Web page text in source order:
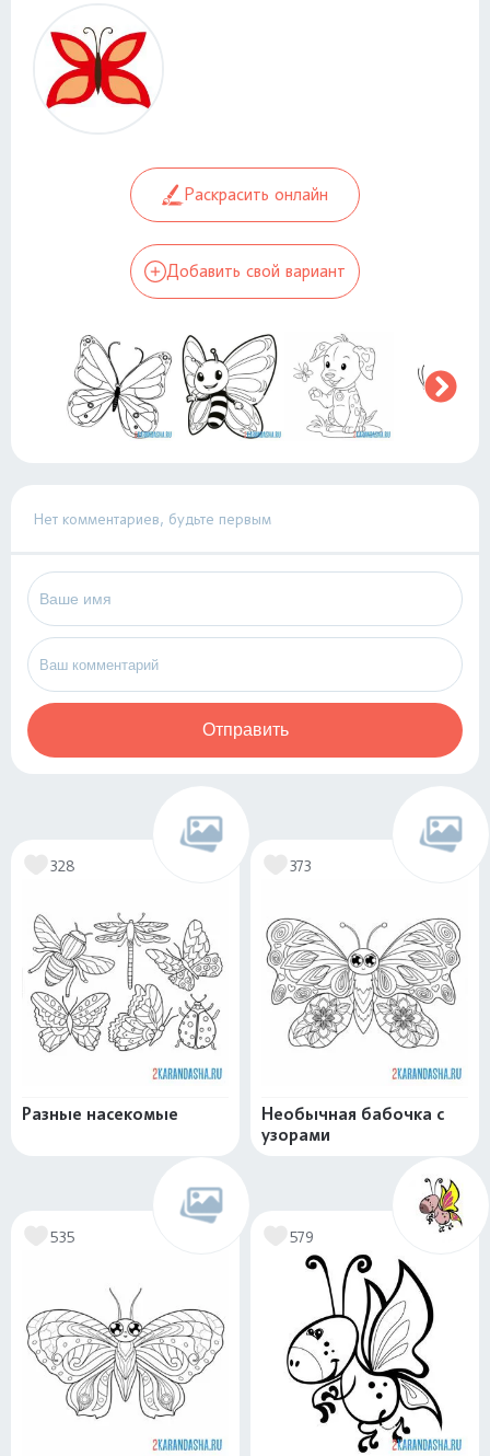
Раскрасить онлайн
Добавить свой вариант
Нет комментариев, будьте первым
Отправить
328
Разные насекомые
373
Необычная бабочка с
узорами
535 579